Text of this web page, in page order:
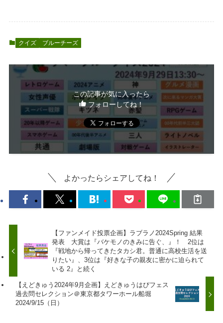
クイズ ブルーチーズ
この記事が気に入ったら
フォローしてね！
よかったらシェアしてね！
【ファンメイド投票企画】ラブラノ2024Spring 結果
発表 大賞は『バケモノのきみに告ぐ、』！ 2位は
『戦地から帰ってきたタカシ君。普通に高校生活を送
りたい』、3位は『好きな子の親友に密かに迫られて
いる 2』と続く
【えどきゅう2024年9月企画】えどきゅうはぴフェス
過去問セレクション＠東京都タワーホール船堀
2024/9/15（日）